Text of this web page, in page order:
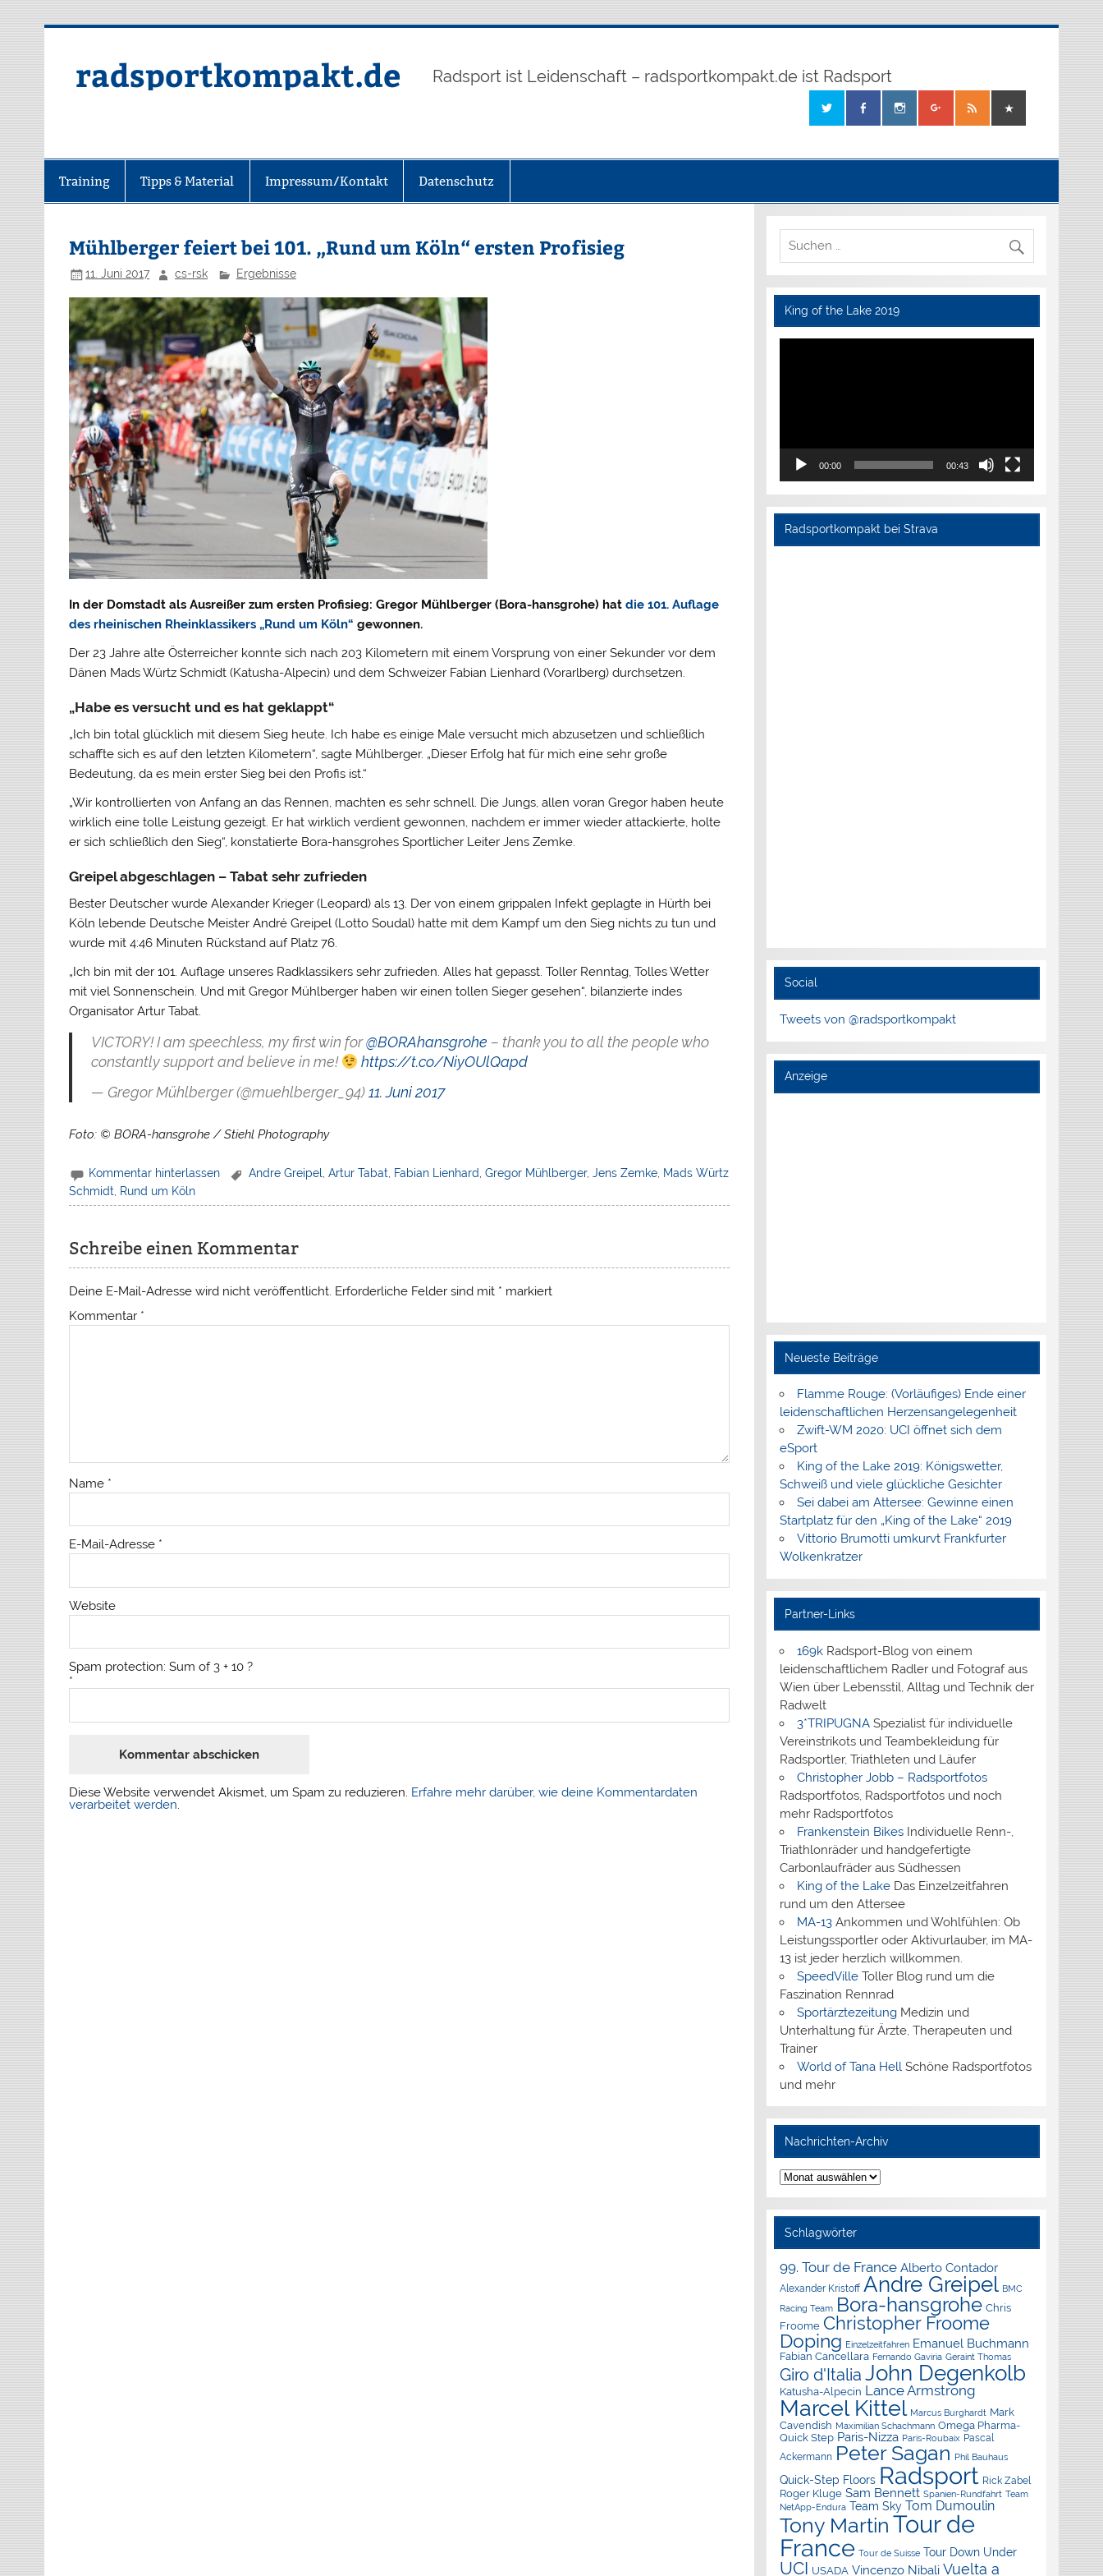
radsportkompakt.de Radsport ist Leidenschaft – radsportkompakt.de ist Radsport
Training Tipps & Material Impressum/Kontakt Datenschutz
Mühlberger feiert bei 101. „Rund um Köln“ ersten Profisieg
11. Juni 2017 cs-rsk Ergebnisse
In der Domstadt als Ausreißer zum ersten Profisieg: Gregor Mühlberger (Bora-hansgrohe) hatdie 101. Auflage
des rheinischen Rheinklassikers „Rund um Köln“ gewonnen.
Der 23 Jahre alte Österreicher konnte sich nach 203 Kilometern mit einem Vorsprung von einer Sekunder vor dem
Dänen Mads Würtz Schmidt (Katusha-Alpecin) und dem Schweizer Fabian Lienhard (Vorarlberg) durchsetzen.
„Habe es versucht und es hat geklappt“
„Ich bin total glücklich mit diesem Sieg heute. Ich habe es einige Male versucht mich abzusetzen und schließlich
schaffte sich es auf den letzten Kilometern“, sagte Mühlberger. „Dieser Erfolg hat für mich eine sehr große
Bedeutung, da es mein erster Sieg bei den Profis ist.“
„Wir kontrollierten von Anfang an das Rennen, machten es sehr schnell. Die Jungs, allen voran Gregor haben heute
wirklich eine tolle Leistung gezeigt. Er hat wirklich verdient gewonnen, nachdem er immer wieder attackierte, holte
er sich schließlich den Sieg“, konstatierte Bora-hansgrohes Sportlicher Leiter Jens Zemke.
Greipel abgeschlagen – Tabat sehr zufrieden
Bester Deutscher wurde Alexander Krieger (Leopard) als 13. Der von einem grippalen Infekt geplagte in Hürth bei
Köln lebende Deutsche Meister André Greipel (Lotto Soudal) hatte mit dem Kampf um den Sieg nichts zu tun und
wurde mit 4:46 Minuten Rückstand auf Platz 76.
„Ich bin mit der 101. Auflage unseres Radklassikers sehr zufrieden. Alles hat gepasst. Toller Renntag, Tolles Wetter
mit viel Sonnenschein. Und mit Gregor Mühlberger haben wir einen tollen Sieger gesehen“, bilanzierte indes
Organisator Artur Tabat.
VICTORY! I am speechless, my first win for@BORAhansgrohe – thank you to all the people who
constantly support and believe in me!
https://t.co/NiyOUlQapd
— Gregor Mühlberger (@muehlberger_94)11. Juni 2017
Foto: © BORA-hansgrohe / Stiehl Photography
Kommentar hinterlassen Andre Greipel, Artur Tabat, Fabian Lienhard, Gregor Mühlberger, Jens Zemke, Mads Würtz
Schmidt
Rund um Köln
Schreibe einen Kommentar
Deine E-Mail-Adresse wird nicht veröffentlicht. Erforderliche Felder sind mit * markiert
Kommentar *
Name *
E-Mail-Adresse *
Website
Spam protection: Sum of 3 + 10 ?
*
Diese Website verwendet Akismet, um Spam zu reduzieren. Erfahre mehr darüber, wie deine Kommentardaten
verarbeitet werden.
King of the Lake 2019
Video-
00:00 00:43
Radsportkompakt bei Strava
Social
Tweets von @radsportkompakt
Anzeige
Neueste Beiträge
Flamme Rouge: (Vorläufiges) Ende einer
leidenschaftlichen Herzensangelegenheit
Zwift-WM 2020: UCI öffnet sich dem
eSport
King of the Lake 2019: Königswetter,
Schweiß und viele glückliche Gesichter
Sei dabei am Attersee: Gewinne einen
Startplatz für den „King of the Lake“ 2019
Vittorio Brumotti umkurvt Frankfurter
Wolkenkratzer
Partner-Links
169kRadsport-Blog von einem
leidenschaftlichem Radler und Fotograf aus
Wien über Lebensstil, Alltag und Technik der
Radwelt
3*TRIPUGNASpezialist für individuelle
Vereinstrikots und Teambekleidung für
Radsportler, Triathleten und Läufer
Christopher Jobb – Radsportfotos
Radsportfotos, Radsportfotos und noch
mehr Radsportfotos
Frankenstein BikesIndividuelle Renn-,
Triathlonräder und handgefertigte
Carbonlaufräder aus Südhessen
King of the LakeDas Einzelzeitfahren
rund um den Attersee
MA-13Ankommen und Wohlfühlen: Ob
Leistungssportler oder Aktivurlauber, im MA-
13 ist jeder herzlich willkommen.
SpeedVilleToller Blog rund um die
Faszination Rennrad
SportärztezeitungMedizin und
Unterhaltung für Ärzte, Therapeuten und
Trainer
World of Tana Hell Schöne Radsportfotos
und mehr
Nachrichten-Archiv
Nachrichten-
Archiv
Schlagwörter
99. Tour de France Alberto Contador
Alexander Kristoff Andre Greipel BMC
Racing Team Bora-hansgrohe Chris
Froome Christopher Froome
Doping Einzelzeitfahren Emanuel Buchmann
Fabian Cancellara Fernando Gaviria Geraint Thomas
Giro d'Italia John Degenkolb
Katusha-Alpecin Lance Armstrong
Marcel Kittel Marcus Burghardt Mark
Cavendish Maximilian Schachmann Omega Pharma-
Quick Step Paris-Nizza Paris-Roubaix Pascal
Ackermann Peter Sagan Phil Bauhaus
Quick-Step Floors Radsport Rick Zabel
Roger Kluge Sam Bennett Spanien-Rundfahrt Team
NetApp-Endura Team Sky Tom Dumoulin
Tony Martin Tour de
France Tour de Suisse Tour Down Under
UCI USADA Vincenzo Nibali Vuelta a